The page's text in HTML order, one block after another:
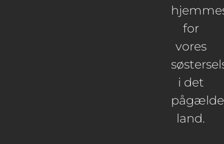
for
vores
i det
land.